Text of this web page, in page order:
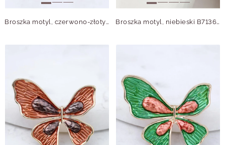
Broszka motyl, czerwono-złoty B713698Z00 Broszka motyl, niebieski B713696Z00